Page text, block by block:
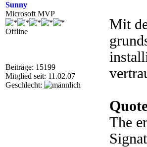
Sunny
Microsoft MVP
Offline
Beiträge: 15199
Mitglied seit: 11.02.07
Geschlecht:
Mit
The